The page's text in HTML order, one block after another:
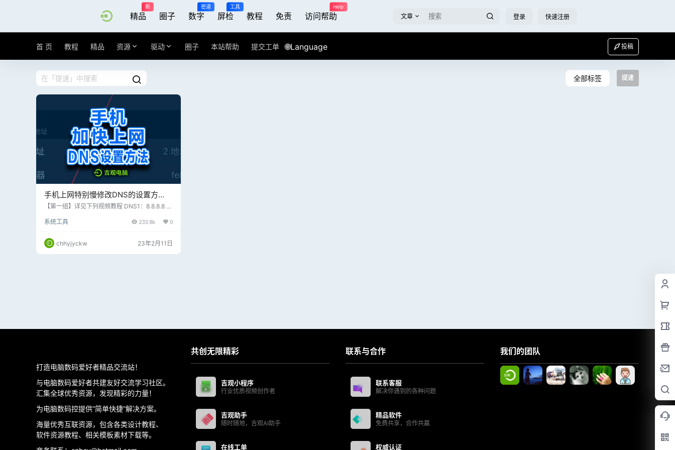
精品
新
圈子 数字
密道
屏检
工具
教程 免责 访问帮助
Help
文章 登录 快速注册
首 页 教程 精品 资源 驱动 圈子 本站帮助 提交工单 🌐Language 投稿
全部标签 提速
手机上网特别慢修改DNS的设置方
法，立马提速~~
【第一组】详见下列视频教程 DNS1：8.8.8.8 D
S1：114.114.114.114 DNS2：114.114.115.115
系统工具 233.8k 0
chhyjyckw 23年2月11日
打造电脑数码爱好者精品交流站！
与电脑数码爱好者共建友好交流学习社区。
汇集全球优秀资源，发现精彩的力量！
为电脑数码控提供“简单快捷”解决方案。
海量优秀互联资源，包含各类设计教程、
软件资源教程、相关模板素材下载等。
共创无限精彩
吉观小程序
行业优质视频创作者
吉观助手
随时随地，吉观AI助手
在线工单
联系与合作
联系客服
解决你遇到的各种问题
精品软件
免费共享，合作共赢
权威认证
我们的团队